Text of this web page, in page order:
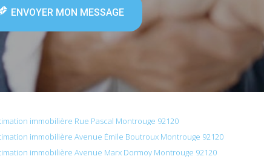
ENVOYER MON MESSAGE
immobilière Rue Pascal Montrouge 92120
immobilière Avenue Émile Boutroux Montrouge 92120
immobilière Avenue Marx Dormoy Montrouge 92120